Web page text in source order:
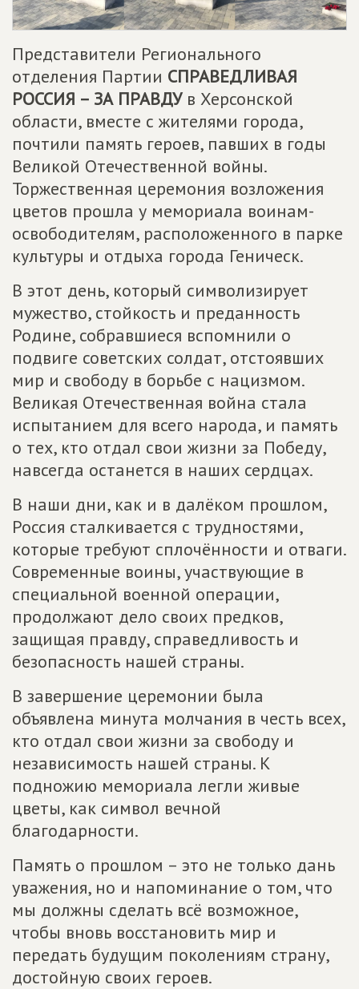
Представители Регионального
отделения Партии СПРАВЕДЛИВАЯ
РОССИЯ – ЗА ПРАВДУв Херсонской
области, вместе с жителями города,
почтили память героев, павших в годы
Великой Отечественной войны.
Торжественная церемония возложения
цветов прошла у мемориала воинам-
освободителям, расположенного в парке
культуры и отдыха города Геническ.
В этот день, который символизирует
мужество, стойкость и преданность
Родине, собравшиеся вспомнили о
подвиге советских солдат, отстоявших
мир и свободу в борьбе с нацизмом.
Великая Отечественная война стала
испытанием для всего народа, и память
о тех, кто отдал свои жизни за Победу,
навсегда останется в наших сердцах.
В наши дни, как и в далёком прошлом,
Россия сталкивается с трудностями,
которые требуют сплочённости и отваги.
Современные воины, участвующие в
специальной военной операции,
продолжают дело своих предков,
защищая правду, справедливость и
безопасность нашей страны.
В завершение церемонии была
объявлена минута молчания в честь всех,
кто отдал свои жизни за свободу и
независимость нашей страны. К
подножию мемориала легли живые
цветы, как символ вечной
благодарности.
Память о прошлом – это не только дань
уважения, но и напоминание о том, что
мы должны сделать всё возможное,
чтобы вновь восстановить мир и
передать будущим поколениям страну,
достойную своих героев.